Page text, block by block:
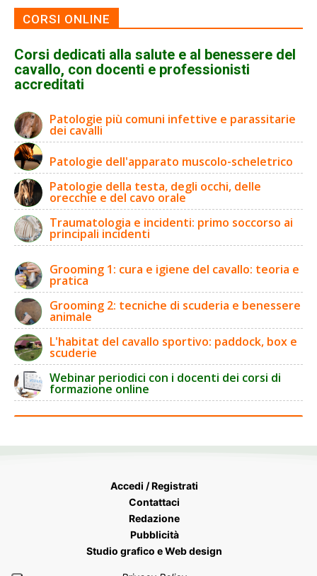
CORSI ONLINE
Corsi dedicati alla salute e al benessere del
cavallo, con docenti e professionisti
accreditati
Patologie più comuni infettive e parassitarie
dei cavalli
Patologie dell'apparato muscolo-scheletrico
Patologie della testa, degli occhi, delle
orecchie e del cavo orale
Traumatologia e incidenti: primo soccorso ai
principali incidenti
Grooming 1: cura e igiene del cavallo: teoria e
pratica
Grooming 2: tecniche di scuderia e benessere
animale
L'habitat del cavallo sportivo: paddock, box e
scuderie
Webinar periodici con i docenti dei corsi di
formazione online
Accedi / Registrati
Contattaci
Redazione
Pubblicità
Studio grafico e Web design